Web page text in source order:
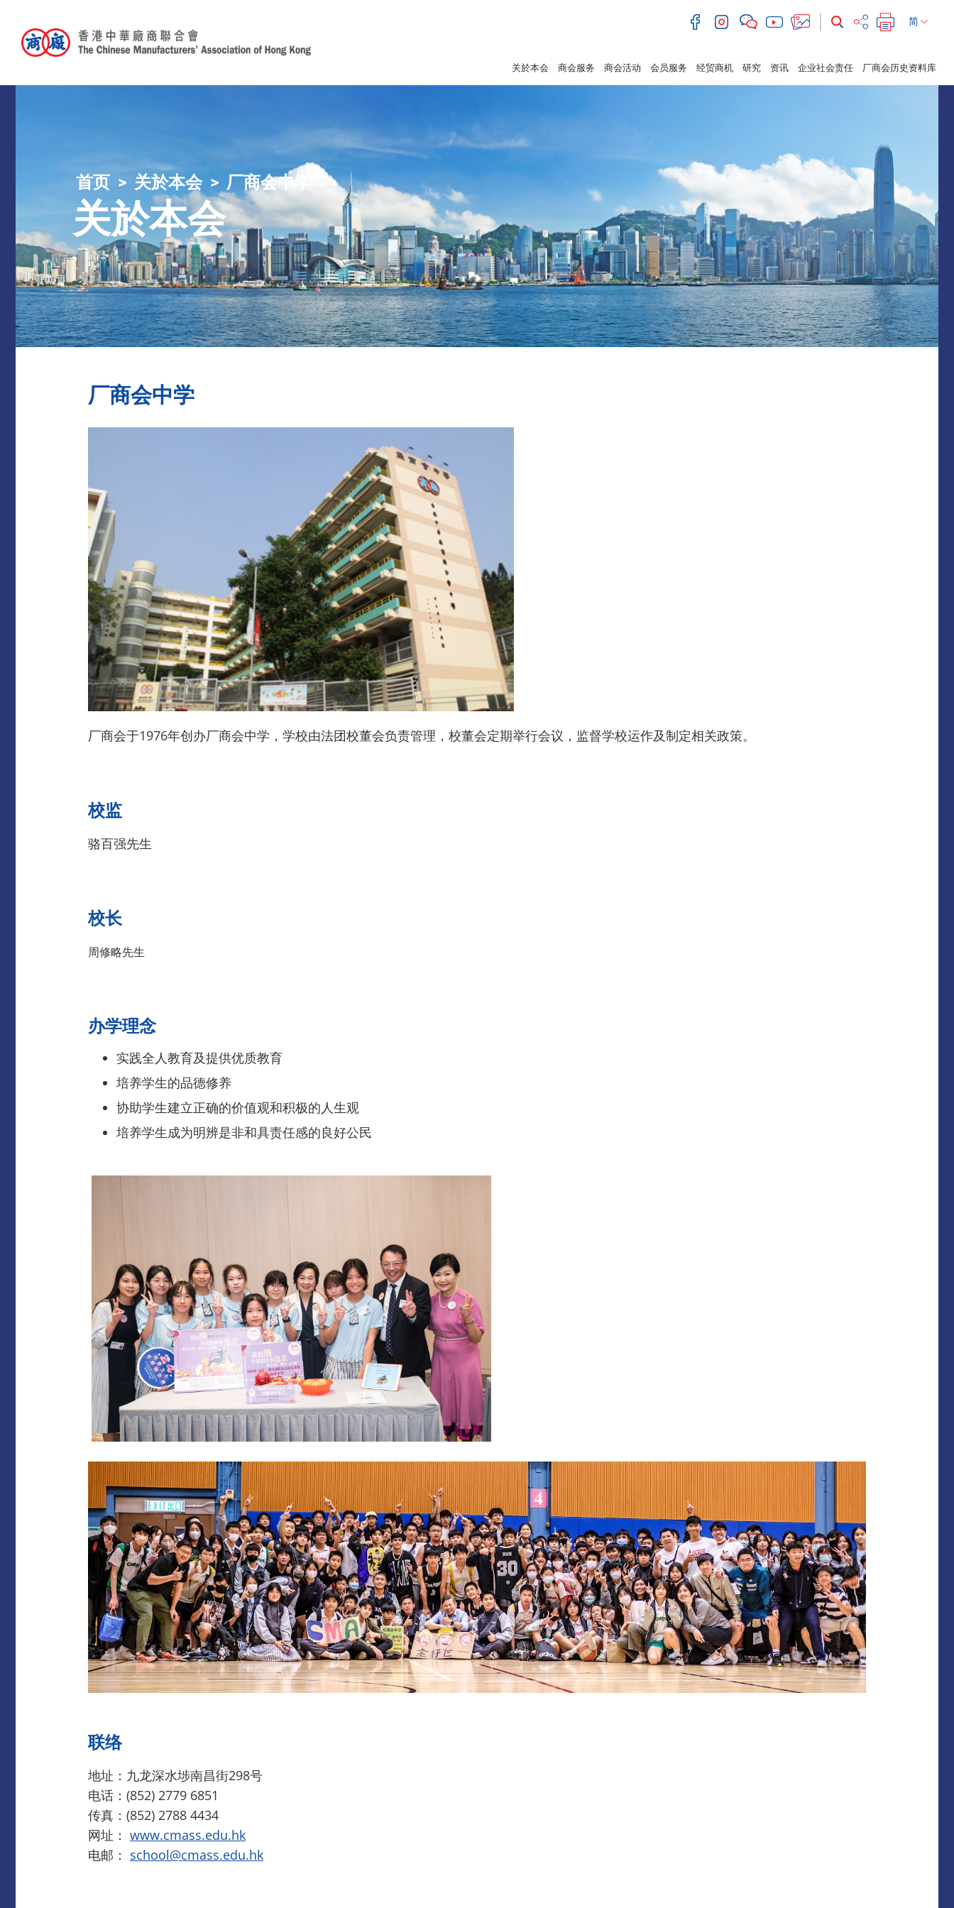
简
关於本会 商会服务 商会活动 会员服务 经贸商机 研究 资讯 企业社会责任 厂商会历史资料库
首页 关於本会 厂商会中学
关於本会
厂商会中学
厂商会于1976年创办厂商会中学，学校由法团校董会负责管理，校董会定期举行会议，监督学校运作及制定相关政策。
校监
骆百强先生
校长
周修略先生
办学理念
实践全人教育及提供优质教育
培养学生的品德修养
协助学生建立正确的价值观和积极的人生观
培养学生成为明辨是非和具责任感的良好公民
联络
地址：九龙深水埗南昌街298号
电话：(852) 2779 6851
传真：(852) 2788 4434
网址： www.cmass.edu.hk
电邮： school@cmass.edu.hk